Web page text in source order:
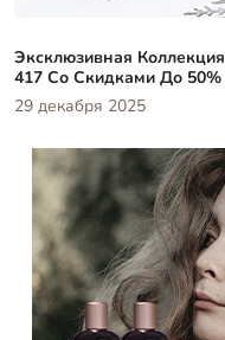
Эксклюзивная
417 Со Скидками До 50%
29 декабря 2025